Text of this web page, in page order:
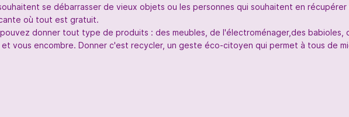
se débarrasser de vieux objets ou les personnes qui souhaitent en
où tout est gratuit.
donner tout type de produits : des meubles, de l'électroménager,des babioles,
vous encombre. Donner c'est recycler, un geste éco-citoyen qui permet à tous de